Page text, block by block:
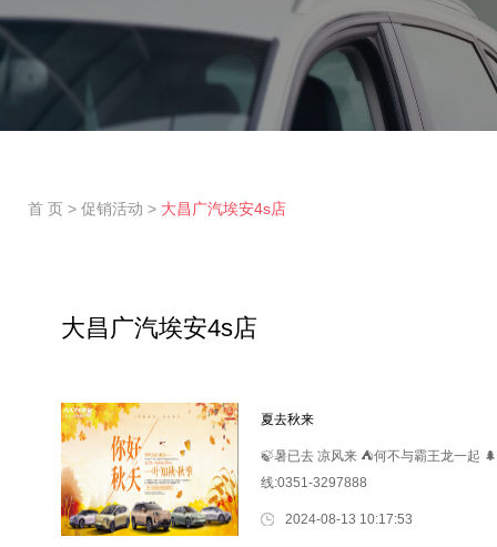
首 页> 促销活动 > 大昌广汽埃安4s店
大昌广汽埃安4s店
夏去秋来
🍃暑已去 凉风来 ⛺何不与霸王龙一起
线:0351-3297888
2024-08-13 10:17:53